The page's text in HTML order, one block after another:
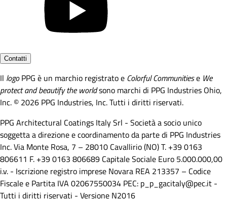
Contatti
Il logoPPG è un marchio registrato e Colorful Communitiese We
protect and beautify the worldsono marchi di PPG Industries Ohio,
Inc. © 2026 PPG Industries, Inc. Tutti i diritti riservati.
PPG Architectural Coatings Italy Srl - Società a socio unico
soggetta a direzione e coordinamento da parte di PPG Industries
Inc. Via Monte Rosa, 7 – 28010 Cavallirio (NO) T. +39 0163
806611 F. +39 0163 806689 Capitale Sociale Euro 5.000.000,00
i.v. - Iscrizione registro imprese Novara REA 213357 – Codice
Fiscale e Partita IVA 02067550034 PEC: p_p_gacitaly@pec.it -
Tutti i diritti riservati - Versione N2016